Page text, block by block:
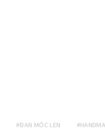
#ĐAN MÓC LEN